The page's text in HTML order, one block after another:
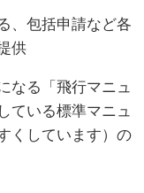
、包括申請など各
供
なる「飛行マニュ
ている標準マニュ
くしています）の